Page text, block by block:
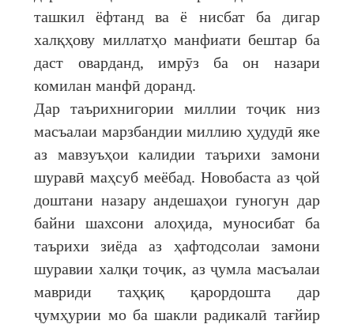
ташкил ёфтанд ва ё нисбат ба дигар
халқҳову миллатҳо манфиати бештар ба
даст оварданд, имрӯз ба он назари
комилан манфӣ доранд.
Дар таърихнигории миллии тоҷик низ
масъалаи марзбандии миллию ҳудудӣ яке
аз мавзуъҳои калидии таърихи замони
шуравӣ маҳсуб меёбад. Новобаста аз ҷой
доштани назару андешаҳои гуногун дар
байни шахсони алоҳида, муносибат ба
таърихи зиёда аз ҳафтодсолаи замони
шуравии халқи тоҷик, аз ҷумла масъалаи
мавриди таҳқиқ қарордошта дар
ҷумҳурии мо ба шакли радикалӣ тағйир